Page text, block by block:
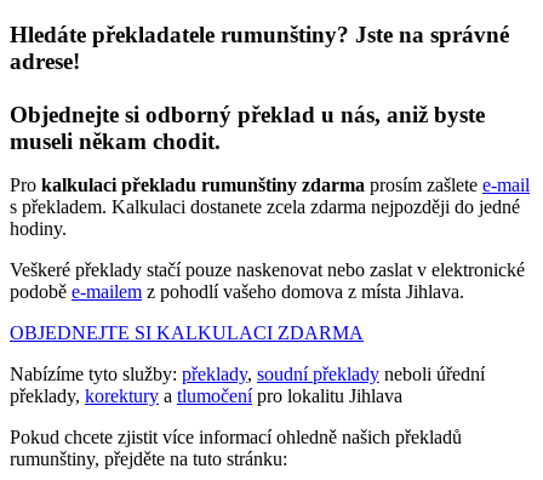
Hledáte překladatele rumunštiny? Jste na správné
adrese!
Objednejte si odborný překlad u nás, aniž byste
museli někam chodit.
Pro kalkulaci překladu rumunštiny zdarma prosím zašlete e-mail
s překladem. Kalkulaci dostanete zcela zdarma nejpozději do jedné
hodiny.
Veškeré překlady stačí pouze naskenovat nebo zaslat v elektronické
podobě e-mailem z pohodlí vašeho domova z místa Jihlava.
OBJEDNEJTE SI KALKULACI ZDARMA
Nabízíme tyto služby: překlady, soudní překlady neboli úřední
překlady, korektury a tlumočenípro lokalitu Jihlava
Pokud chcete zjistit více informací ohledně našich překladů
rumunštiny, přejděte na tuto stránku: